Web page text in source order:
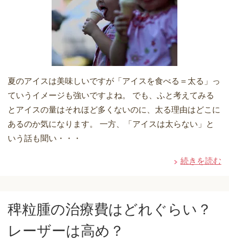
夏のアイスは美味しいですが「アイスを食べる＝太る」っ
ていうイメージも強いですよね。 でも、ふと考えてみる
とアイスの量はそれほど多くないのに、太る理由はどこに
あるのか気になります。 一方、「アイスは太らない」と
いう話も聞い・・・
続きを読む
稗粒腫の治療費はどれぐらい？
レーザーは高め？